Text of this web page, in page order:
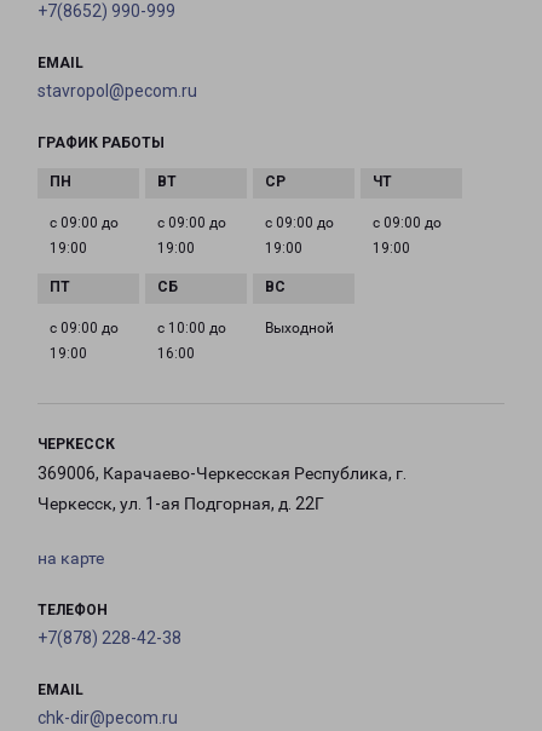
+7(8652) 990-999
EMAIL
stavropol@pecom.ru
ГРАФИК РАБОТЫ
с 09:00 до
19:00
с 09:00 до
19:00
с 09:00 до
19:00
с 09:00 до
19:00
с 09:00 до
19:00
с 10:00 до
16:00
Выходной
ЧЕРКЕССК
369006, Карачаево-Черкесская Республика, г.
Черкесск, ул. 1-ая Подгорная, д. 22Г
на карте
ТЕЛЕФОН
+7(878) 228-42-38
EMAIL
chk-dir@pecom.ru